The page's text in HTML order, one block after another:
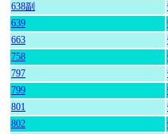
638副
639
663
758
797
799
801
802